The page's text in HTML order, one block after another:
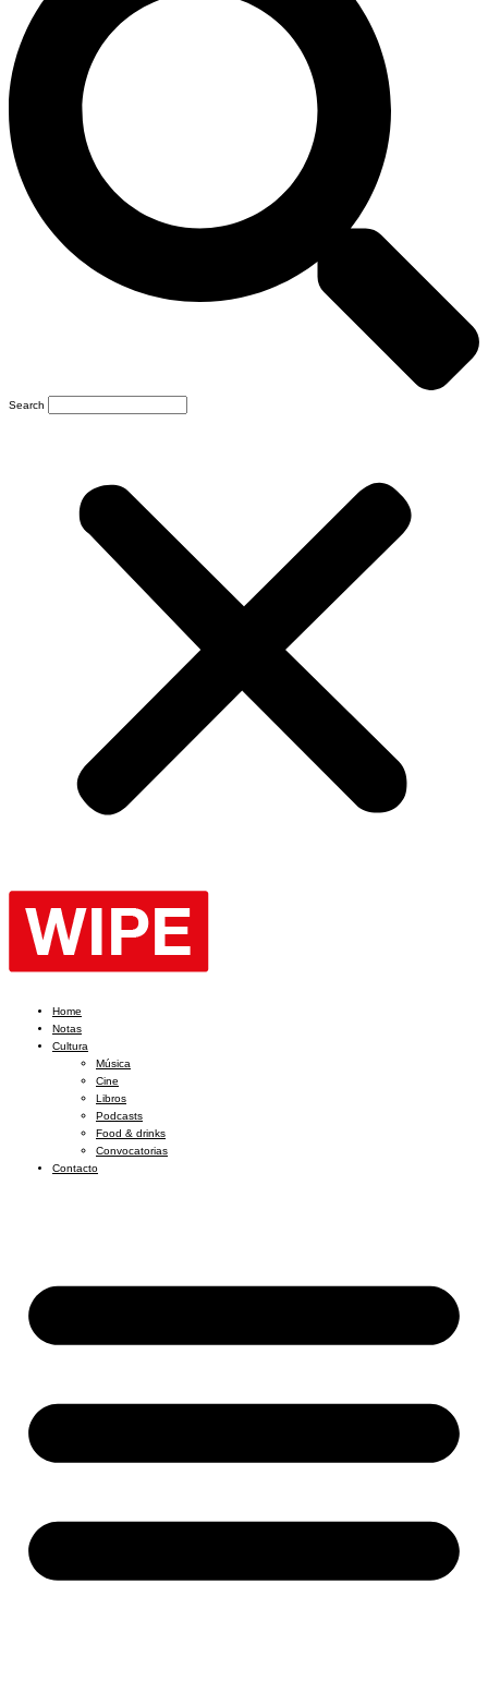
Search
Home
Notas
Cultura
Música
Cine
Libros
Podcasts
Food & drinks
Convocatorias
Contacto